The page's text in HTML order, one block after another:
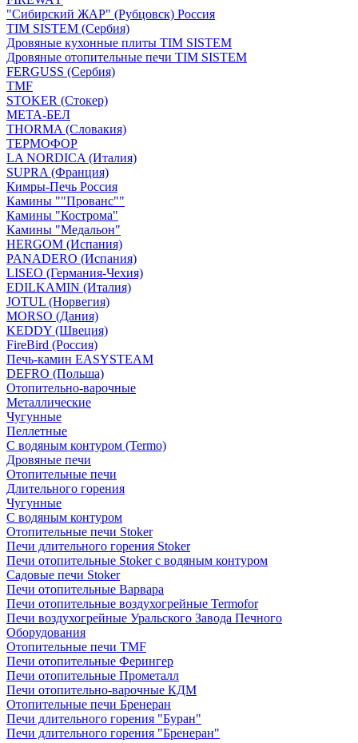
"Сибирский ЖАР" (Рубцовск) Россия
TIM SISTEM (Сербия)
Дровяные кухонные плиты TIM SISTEM
Дровяные отопительные печи TIM SISTEM
FERGUSS (Сербия)
TMF
STOKER (Стокер)
МЕТА-БЕЛ
THORMA (Словакия)
ТЕРМОФОР
LA NORDICA (Италия)
SUPRA (Франция)
Кимры-Печь Россия
Камины ""Прованс""
Камины "Кострома"
Камины "Медальон"
HERGOM (Испания)
PANADERO (Испания)
LISEO (Германия-Чехия)
EDILKAMIN (Италия)
JOTUL (Норвегия)
MORSO (Дания)
KEDDY (Швеция)
FireBird (Россия)
Печь-камин EASYSTEAM
DEFRO (Польша)
Отопительно-варочные
Металлические
Чугунные
Пеллетные
С водяным контуром (Termo)
Дровяные печи
Отопительные печи
Длительного горения
Чугунные
C водяным контуром
Отопительные печи Stoker
Печи длительного горения Stoker
Печи отопительные Stoker с водяным контуром
Садовые печи Stoker
Печи отопительные Варвара
Печи отопительные воздухогрейные Termofor
Печи воздухогрейные Уральского Завода Печного
Оборудования
Отопительные печи TMF
Печи отопительные Ферингер
Печи отопительные Прометалл
Печи отопительно-варочные КДМ
Отопительные печи Бренеран
Печи длительного горения "Буран"
Печи длительного горения "Бренеран"